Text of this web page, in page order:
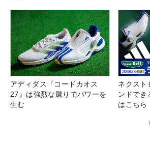
アディダス『コードカオス
27』は強烈な蹴りでパワーを
生む
ネクスト
ンドでき
はこちら